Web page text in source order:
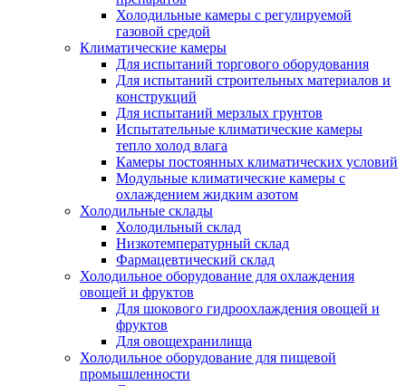
Холодильные камеры с регулируемой
газовой средой
Климатические камеры
Для испытаний торгового оборудования
Для испытаний строительных материалов и
конструкций
Для испытаний мерзлых грунтов
Испытательные климатические камеры
тепло холод влага
Камеры постоянных климатических условий
Модульные климатические камеры с
охлаждением жидким азотом
Холодильные склады
Холодильный склад
Низкотемпературный склад
Фармацевтический склад
Холодильное оборудование для охлаждения
овощей и фруктов
Для шокового гидроохлаждения овощей и
фруктов
Для овощехранилища
Холодильное оборудование для пищевой
промышленности